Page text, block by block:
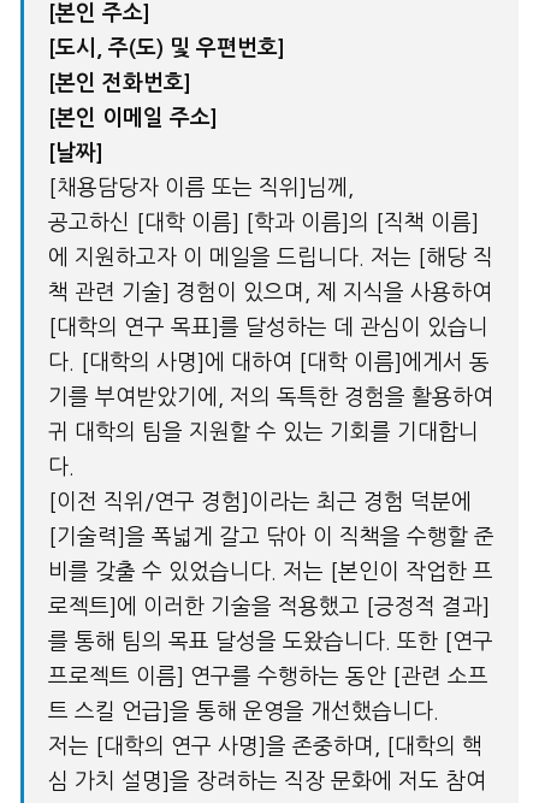
[본인 주소]
[도시 , 주(도) 및 우편번호]
[본인 전화번호]
[본인 이메일 주소]
[날짜]
[채용담당자 이름 또는 직위]님께,
공고하신 [대학 이름] [학과 이름]의 [직책 이름]
에 지원하고자 이 메일을 드립니다. 저는 [해당 직
책 관련 기술] 경험이 있으며, 제 지식을 사용하여
[대학의 연구 목표]를 달성하는 데 관심이 있습니
다. [대학의 사명]에 대하여 [대학 이름]에게서 동
기를 부여받았기에, 저의 독특한 경험을 활용하여
귀 대학의 팀을 지원할 수 있는 기회를 기대합니
다.
[이전 직위/연구 경험]이라는 최근 경험 덕분에
[기술력]을 폭넓게 갈고 닦아 이 직책을 수행할 준
비를 갖출 수 있었습니다. 저는 [본인이 작업한 프
로젝트]에 이러한 기술을 적용했고 [긍정적 결과]
를 통해 팀의 목표 달성을 도왔습니다. 또한 [연구
프로젝트 이름] 연구를 수행하는 동안 [관련 소프
트 스킬 언급]을 통해 운영을 개선했습니다.
저는 [대학의 연구 사명]을 존중하며, [대학의 핵
심 가치 설명]을 장려하는 직장 문화에 저도 참여